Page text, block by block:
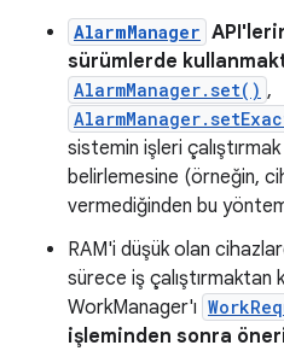
AlarmManager
sürümlerde
AlarmManager.set() ,
sistemin işleri
belirlemesine (örneğin,
vermediğinden bu
RAM'i düşük olan
sürece iş çalıştırmaktan
WorkManager'ı
işleminden sonra